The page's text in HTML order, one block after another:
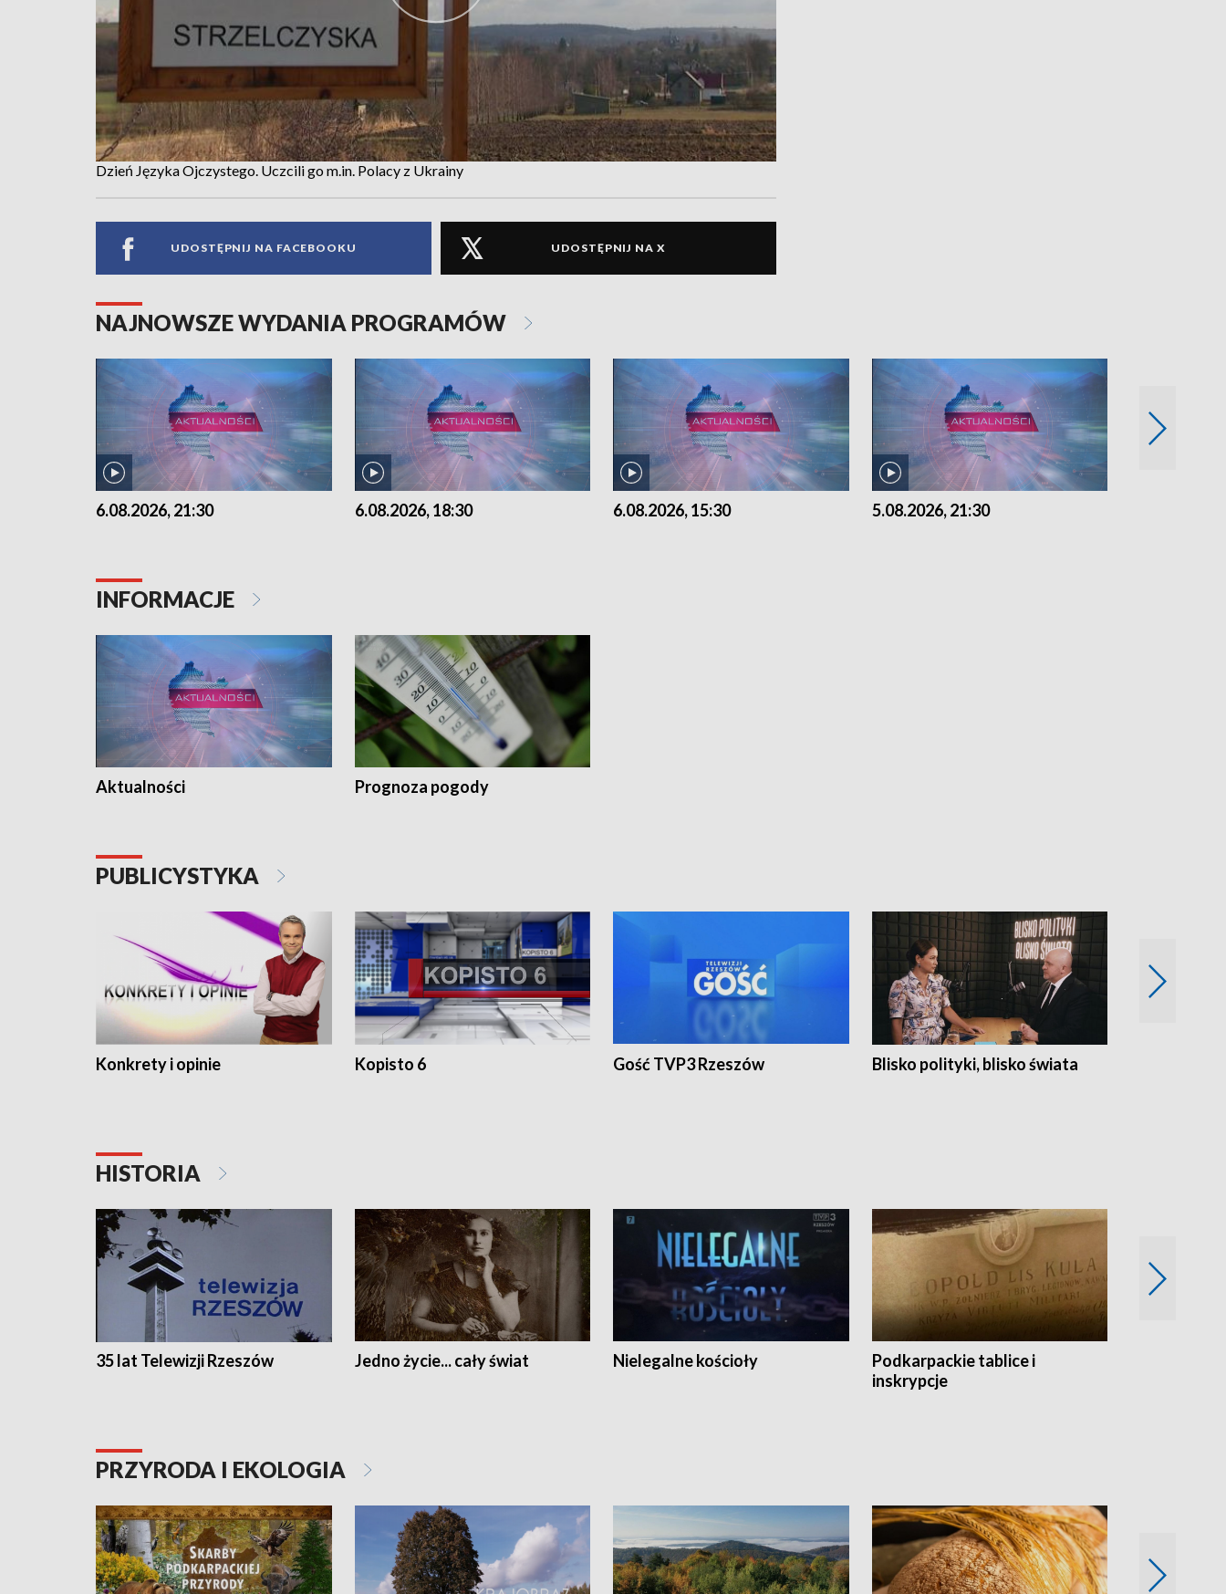
Dzień Języka Ojczystego. Uczcili go m.in. Polacy z Ukrainy
UDOSTĘPNIJ NA FACEBOOKU UDOSTĘPNIJ NA X
NAJNOWSZE WYDANIA PROGRAMÓW
6.08.2026, 21:30 6.08.2026, 18:30 6.08.2026, 15:30 5.08.2026, 21:30
INFORMACJE
Aktualności Prognoza pogody
PUBLICYSTYKA
Konkrety i opinie Kopisto 6 Gość TVP3 Rzeszów Blisko polityki, blisko świata
HISTORIA
35 lat Telewizji Rzeszów Jedno życie... cały świat Nielegalne kościoły
Podkarpackie tablice i
inskrypcje
PRZYRODA I EKOLOGIA